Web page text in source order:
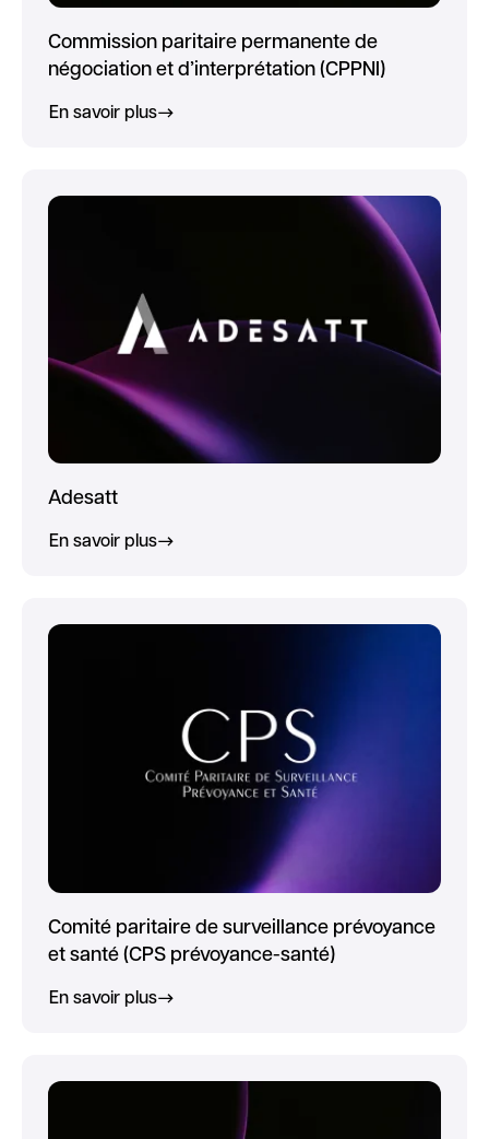
Commission paritaire permanente de
négociation et d’interprétation (CPPNI)
En savoir plus
Adesatt
En savoir plus
Comité paritaire de surveillance prévoyance
et santé (CPS prévoyance-santé)
En savoir plus